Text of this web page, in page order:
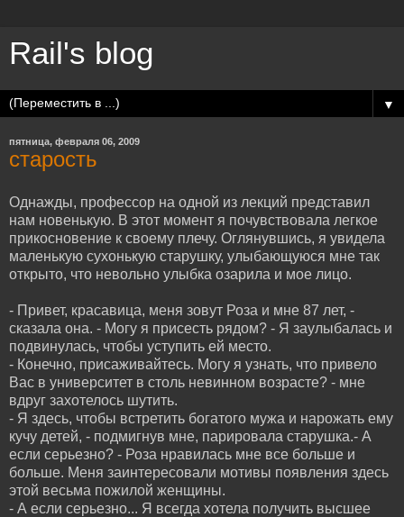
Rail's blog
▼
пятница, февраля 06, 2009
старость
Однажды, профессор на одной из лекций представил
нам новенькую. В этот момент я почувствовала легкое
прикосновение к своему плечу. Оглянувшись, я увидела
маленькую сухонькую старушку, улыбающуюся мне так
открыто, что невольно улыбка озарила и мое лицо.
- Привет, красавица, меня зовут Роза и мне 87 лет, -
сказала она. - Могу я присесть рядом? - Я заулыбалась и
подвинулась, чтобы уступить ей место.
- Конечно, присаживайтесь. Могу я узнать, что привело
Вас в университет в столь невинном возрасте? - мне
вдруг захотелось шутить.
- Я здесь, чтобы встретить богатого мужа и нарожать ему
кучу детей, - подмигнув мне, парировала старушка.- А
если серьезно? - Роза нравилась мне все больше и
больше. Меня заинтересовали мотивы появления здесь
этой весьма пожилой женщины.
- А если серьезно... Я всегда хотела получить высшее